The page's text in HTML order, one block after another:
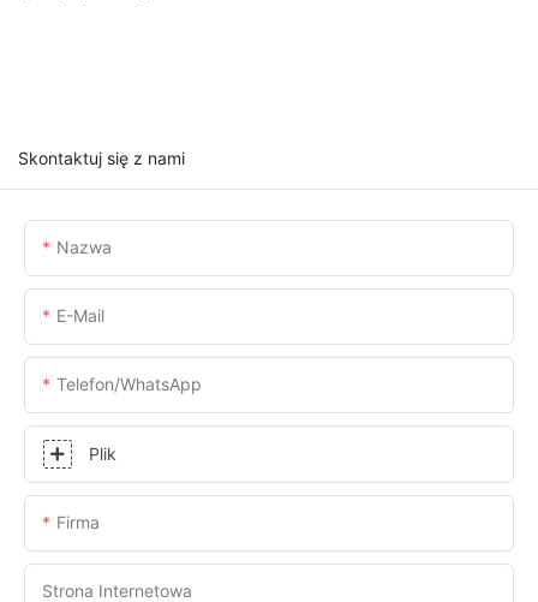
Skontaktuj się z nami
Nazwa
E-Mail
Telefon/WhatsApp
Plik
Firma
Strona Internetowa